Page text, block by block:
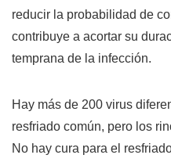
reducir la probabilidad de
contribuye a acortar su
temprana de la infección.
Hay más de 200 virus
resfriado común, pero los
No hay cura para el